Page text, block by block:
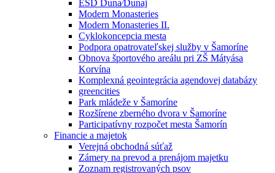
ESD Duna⁄Dunaj
Modern Monasteries
Modern Monasteries II.
Cyklokoncepcia mesta
Podpora opatrovateľskej služby v Šamoríne
Obnova športového areálu pri ZŠ Mátyása
Korvína
Komplexná geointegrácia agendovej databázy
greencities
Park mládeže v Šamoríne
Rozšírene zberného dvora v Šamoríne
Participatívny rozpočet mesta Šamorín
Financie a majetok
Verejná obchodná súťaž
Zámery na prevod a prenájom majetku
Zoznam registrovaných psov